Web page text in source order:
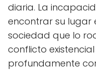
diaria. La
encontrar su lugar
sociedad que lo
conflicto
profundamente